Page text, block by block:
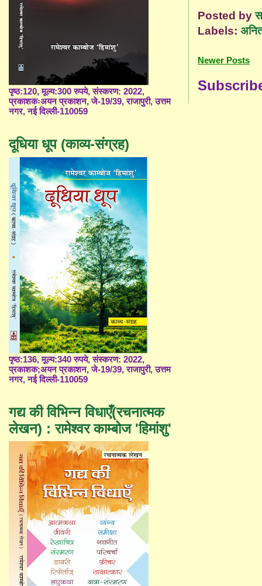
Posted by
Labels:
Newer Posts
पृष्ठ:120, मूल्य:300 रुपये, संस्करण: 2022,
प्रकाशकःअयन प्रकाशन, जे-19/39, राजापुरी, उत्तम
नगर, नई दिल्ली-110059
दूधिया धूप (काव्य-संग्रह)
पृष्ठ:136, मूल्य:340 रुपये, संस्करण: 2022,
प्रकाशक;अयन प्रकाशन, जे-19/39, राजापुरी, उत्तम
नगर, नई दिल्ली-110059
गद्य की विभिन्न विधाएँ(रचनात्मक
लेखन) : रामेश्वर काम्बोज 'हिमांशु'